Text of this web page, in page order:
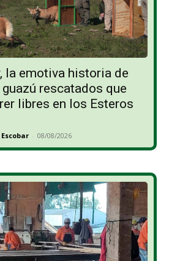
la emotiva historia de
rescatados que
libres en los Esteros
- 08/08/2026